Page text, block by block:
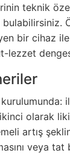
teknik
bir cihaz
lezzet
olarak
artış
veya tat